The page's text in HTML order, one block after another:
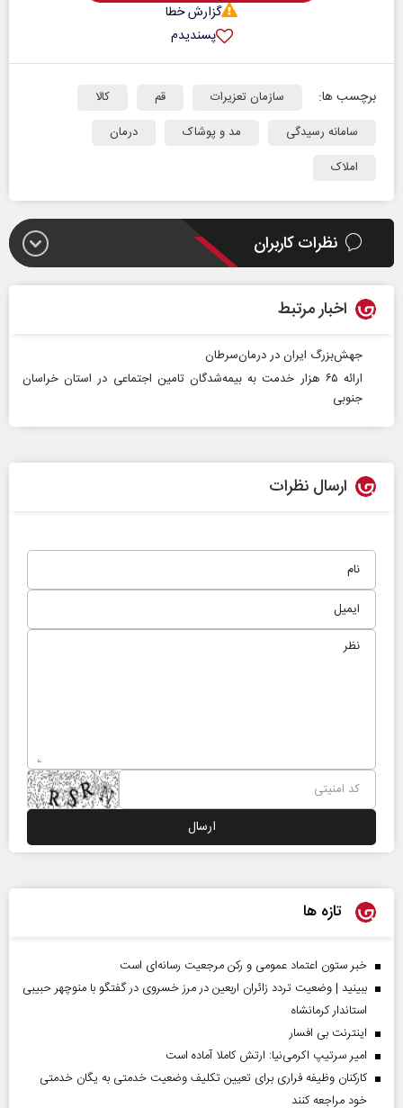
گزارش خطا
پسندیدم
برچسب ها: سازمان تعزیرات قم
کالا
سامانه رسیدگی
مد و پوشاک
درمان‌
املاک
نظرات کاربران
اخبار مرتبط
جهش‌بزرگ ایران در درمان‌سرطان
ارائه ۶۵ هزار خدمت به بیمه‌شدگان تامین اجتماعی در استان خراسان
جنوبی
ارسال نظرات
تازه ها
خبر ستون اعتماد عمومی و رکن مرجعیت رسانه‌ای است
ببینید | وضعیت تردد زائران اربعین در مرز خسروی در گفتگو با منوچهر حبیبی
استاندار کرمانشاه
اینترنت بی افسار
امیر سرتیپ اکرمی‌نیا: ارتش کاملا آماده است
کارکنان وظیفه فراری برای تعیین تکلیف وضعیت خدمتی به یگان خدمتی
خود مراجعه کنند